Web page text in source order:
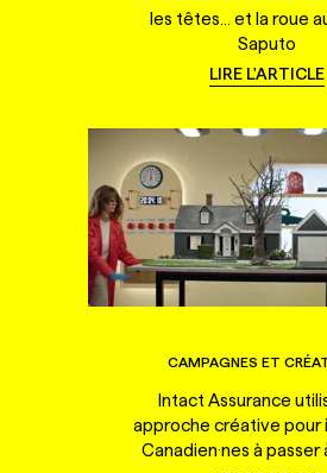
les têtes... et la roue
Saputo
LIRE L'ARTICLE
CAMPAGNES ET
Intact Assurance
approche créative pour
Canadien·nes à passer